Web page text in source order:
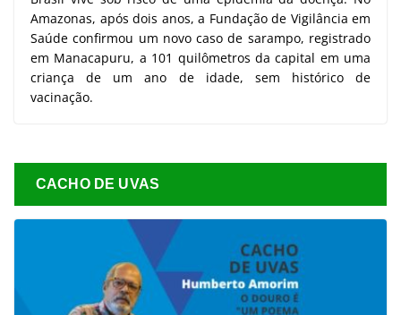
Amazonas, após dois anos, a Fundação de Vigilância em
Saúde confirmou um novo caso de sarampo, registrado
em Manacapuru, a 101 quilômetros da capital em uma
criança de um ano de idade, sem histórico de
vacinação.
CACHO DE UVAS